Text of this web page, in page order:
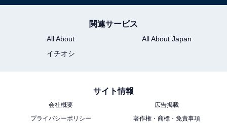
て、「わかりやすく、ゆる可愛く」をモットーに媒
体のコンテンツ理解を促進するようなイラストを制
作しています。雑誌やWeb、結婚式やSNSの似顔絵
関連サービス
All About
All About Japan
イチオシ
サイト情報
会社概要
広告掲載
プライバシーポリシー
著作権・商標・免責事項